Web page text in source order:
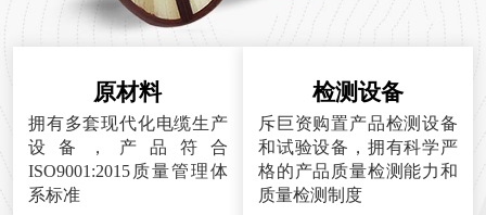
原材料
拥有多套现代化电缆生产
设备，产品符合
ISO9001:2015质量管理体
系标准
检测设备
斥巨资购置产品检测设备
和试验设备，拥有科学严
格的产品质量检测能力和
质量检测制度